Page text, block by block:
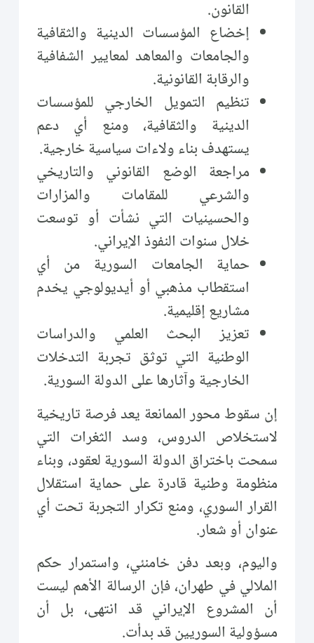
القانون.
إخضاع المؤسسات الدينية والثقافية
والجامعات والمعاهد لمعايير الشفافية
والرقابة القانونية.
تنظيم التمويل الخارجي للمؤسسات
الدينية والثقافية، ومنع أي دعم
يستهدف بناء ولاءات سياسية خارجية.
مراجعة الوضع القانوني والتاريخي
والشرعي للمقامات والمزارات
والحسينيات التي نشأت أو توسعت
خلال سنوات النفوذ الإيراني.
حماية الجامعات السورية من أي
استقطاب مذهبي أو أيديولوجي يخدم
مشاريع إقليمية.
تعزيز البحث العلمي والدراسات
الوطنية التي توثق تجربة التدخلات
الخارجية وآثارها على الدولة السورية.
إن سقوط محور الممانعة يعد فرصة تاريخية
لاستخلاص الدروس، وسد الثغرات التي
سمحت باختراق الدولة السورية لعقود، وبناء
منظومة وطنية قادرة على حماية استقلال
القرار السوري، ومنع تكرار التجربة تحت أي
عنوان أو شعار.
واليوم، وبعد دفن خامنئي، واستمرار حكم
الملالي في طهران، فإن الرسالة الأهم ليست
أن المشروع الإيراني قد انتهى، بل أن
مسؤولية السوريين قد بدأت.